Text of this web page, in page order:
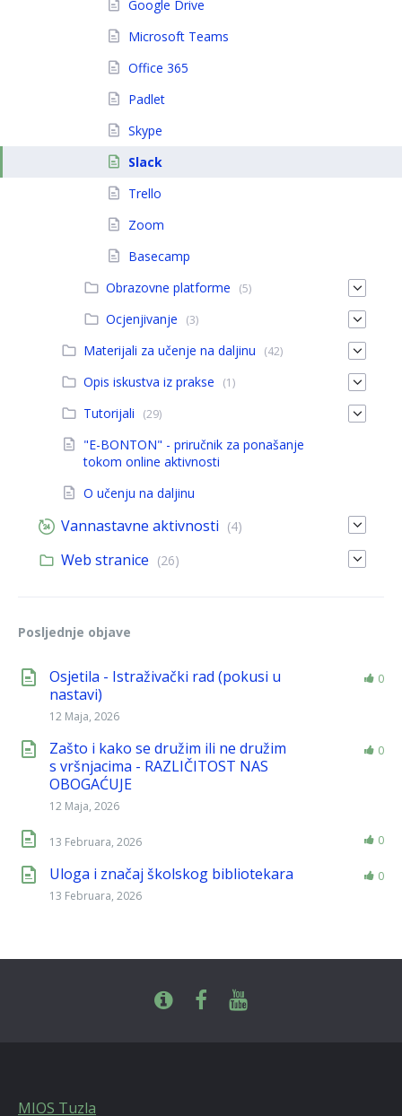
Google Drive
Microsoft Teams
Office 365
Padlet
Skype
Slack
Trello
Zoom
Basecamp
Obrazovne platforme
(5)
Ocjenjivanje (3)
Materijali za učenje na daljinu (42)
Opis iskustva iz prakse (1)
Tutorijali (29)
"E-BONTON" - priručnik za ponašanje
tokom online aktivnosti
O učenju na daljinu
Vannastavne aktivnosti (4)
Web stranice (26)
Posljednje objave
Osjetila - Istraživački rad (pokusi u
nastavi)
12 Maja, 2026
0
Zašto i kako se družim ili ne družim
s vršnjacima - RAZLIČITOST NAS
OBOGAĆUJE
12 Maja, 2026
0
13 Februara, 2026 0
Uloga i značaj školskog bibliotekara
13 Februara, 2026
0
MIOS Tuzla